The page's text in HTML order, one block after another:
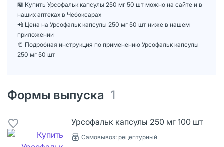
🏪 Купить Урсофальк капсулы 250 мг 50 шт можно на сайте и в
наших аптеках в Чебоксарах
📲 Цена на Урсофальк капсулы 250 мг 50 шт ниже в нашем
приложении
📒 Подробная инструкция по применению Урсофальк капсулы
250 мг 50 шт
Формы выпуска 1
Урсофальк капсулы 250 мг 100 шт
Самовывоз: рецептурный